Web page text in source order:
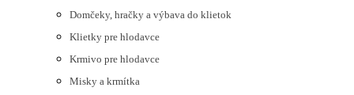
Domčeky, hračky a výbava do klietok
Klietky pre hlodavce
Krmivo pre hlodavce
Misky a krmítka